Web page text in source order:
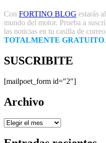
Con FORTINO BLOG estarás
mundo del motor. Prueba a
las noticias en tu casilla de
TOTALMENTE GRATUITO.
SUSCRIBITE
[mailpoet_form id="2"]
Archivo
Archivo